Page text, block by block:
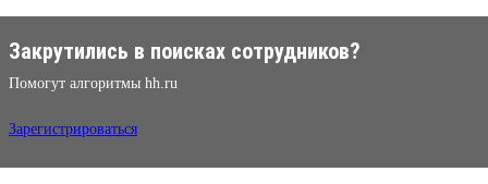
Закрутились в поисках сотрудников?
Помогут алгоритмы hh.ru
Зарегистрироваться